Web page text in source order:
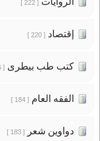
[ 222 ]
إقتصاد[ 220 ]
كتب طب بيطرى[ 186 ]
الفقه العام[ 184 ]
دواوين شعر[ 183 ]